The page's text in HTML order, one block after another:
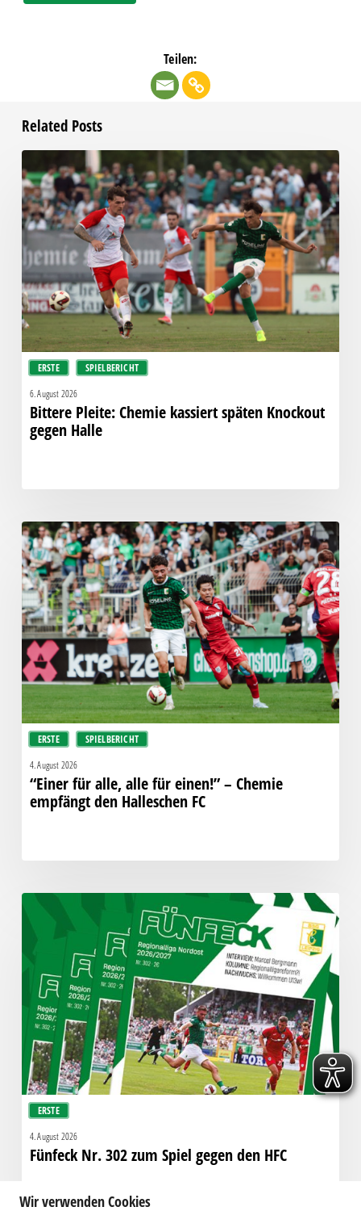
Teilen:
Related Posts
ERSTE SPIELBERICHT
Pleite:
Chemie
kassiert
späten
Knockout
gegen
Halle
6. August 2026
Bittere Pleite: Chemie kassiert späten Knockout
gegen Halle
ERSTE SPIELBERICHT
“Einer
für
alle,
alle
für
einen!”
–
Chemie
empfängt
den
Halleschen
FC
4. August 2026
“Einer für alle, alle für einen!” – Chemie
empfängt den Halleschen FC
ERSTE
Fünfeck
Nr.
zum
Spiel
gegen
den
HFC
4. August 2026
Fünfeck Nr. 302 zum Spiel gegen den HFC
Wir verwenden Cookies